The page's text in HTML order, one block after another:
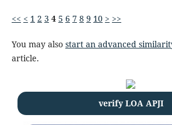
<< < 1 2 3 4 5 6 7 8 9 10 > >>
You may also start an advanced
article.
verify LOA APJI